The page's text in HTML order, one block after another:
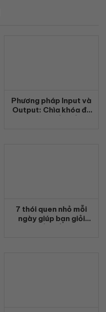
Phương pháp Input và
Output: Chìa khóa để
7 thói quen nhỏ mỗi
ngày giúp bạn giỏi